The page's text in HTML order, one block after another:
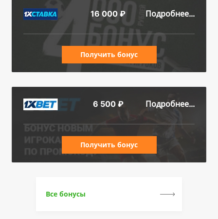
16 000 ₽ Подробнее...
Получить бонус
6 500 ₽ Подробнее...
Получить бонус
Все бонусы